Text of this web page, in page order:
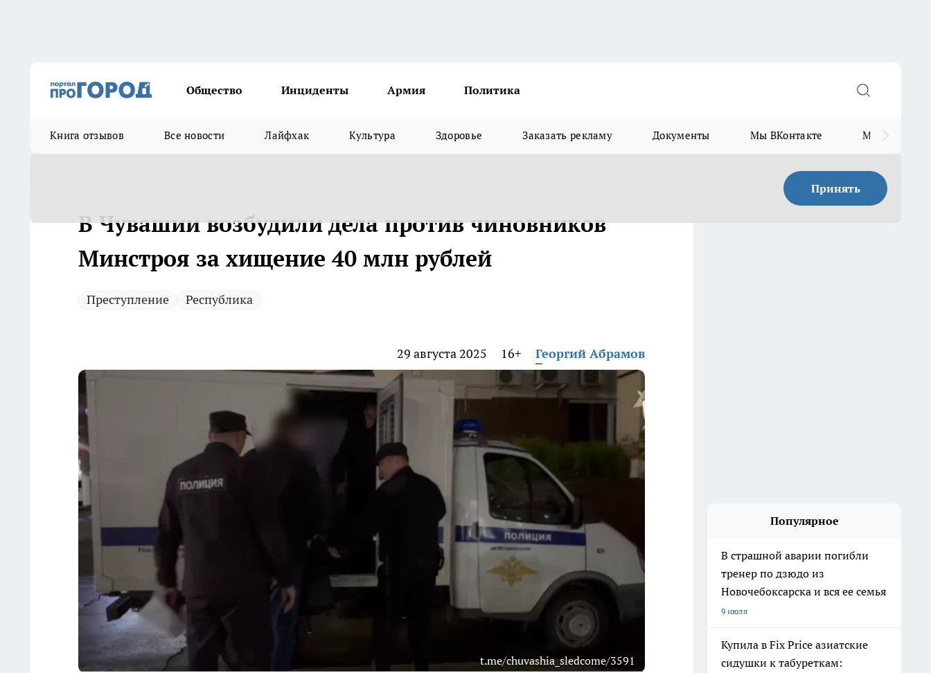
Общество Инциденты Армия Политика
Книга отзывов Все новости Лайфхак Культура Здоровье Заказать рекламу Документы Мы ВКонтакте Мы в
Принять
В Чувашии возбудили дела против чиновников
Минстроя за хищение 40 млн рублей
Преступление Республика
29 августа 2025 16+ Георгий Абрамов
t.me/chuvashia_sledcome/3591
Популярное
В страшной аварии погибли
тренер по дзюдо из
Новочебоксарска и вся ее семья
9 июля
Купила в Fix Price азиатские
сидушки к табуреткам: